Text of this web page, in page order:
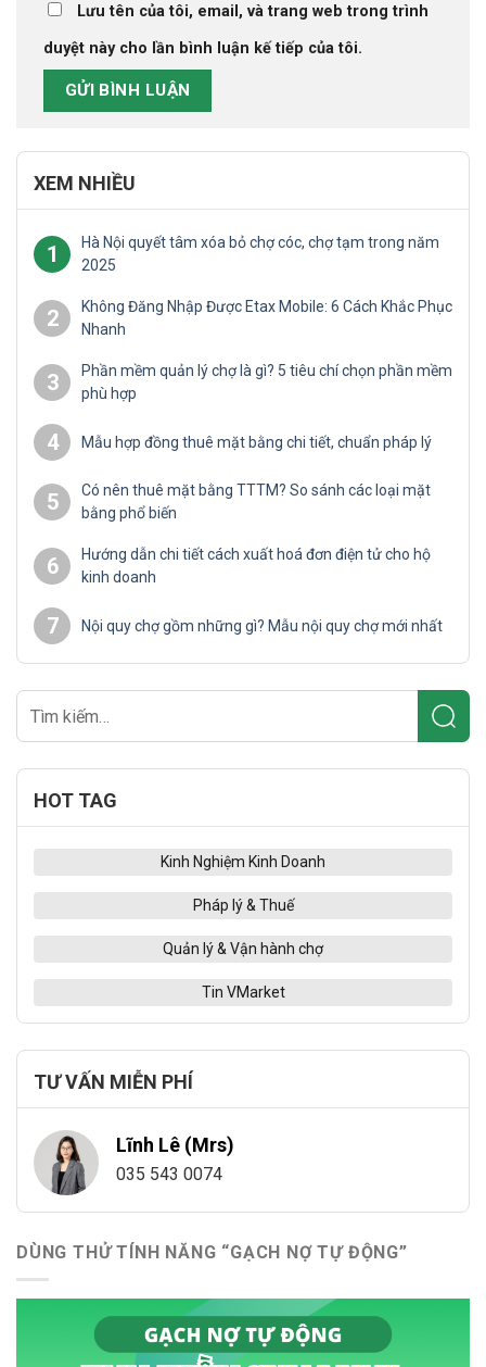
Lưu tên của tôi, email, và trang web trong trình
duyệt này cho lần bình luận kế tiếp của tôi.
XEM NHIỀU
1
Hà Nội quyết tâm xóa bỏ chợ cóc, chợ tạm trong năm
2025
2
Không Đăng Nhập Được Etax Mobile: 6 Cách Khắc Phục
Nhanh
3
Phần mềm quản lý chợ là gì? 5 tiêu chí chọn phần mềm
phù hợp
4 Mẫu hợp đồng thuê mặt bằng chi tiết, chuẩn pháp lý
5
Có nên thuê mặt bằng TTTM? So sánh các loại mặt
bằng phổ biến
6
Hướng dẫn chi tiết cách xuất hoá đơn điện tử cho hộ
kinh doanh
7 Nội quy chợ gồm những gì? Mẫu nội quy chợ mới nhất
HOT TAG
Kinh Nghiệm Kinh Doanh
Pháp lý & Thuế
Quản lý & Vận hành chợ
Tin VMarket
TƯ VẤN MIỄN PHÍ
Lĩnh Lê (Mrs)
035 543 0074
DÙNG THỬ TÍNH NĂNG “GẠCH NỢ TỰ ĐỘNG”